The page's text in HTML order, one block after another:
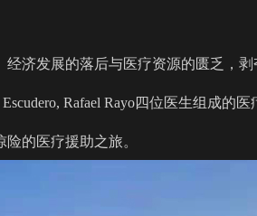
济发展的落后与医疗资源的匮乏，
Rafael Rayo四位医生组成的
的医疗援助之旅。